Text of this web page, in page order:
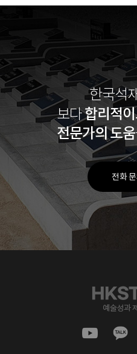
한국석
보다합리적
전문가의 도움
전화